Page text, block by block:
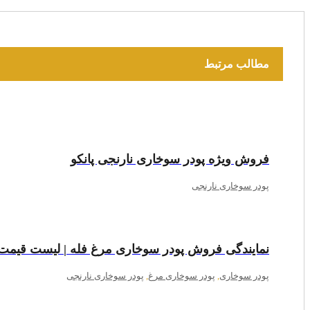
مطالب مرتبط
فروش ویژه پودر سوخاری نارنجی پانکو
پودر سوخاری نارنجی
نمایندگی فروش پودر سوخاری مرغ فله | لیست
پودر سوخاری, پودر سوخاری مرغ, پودر سوخاری نارنجی